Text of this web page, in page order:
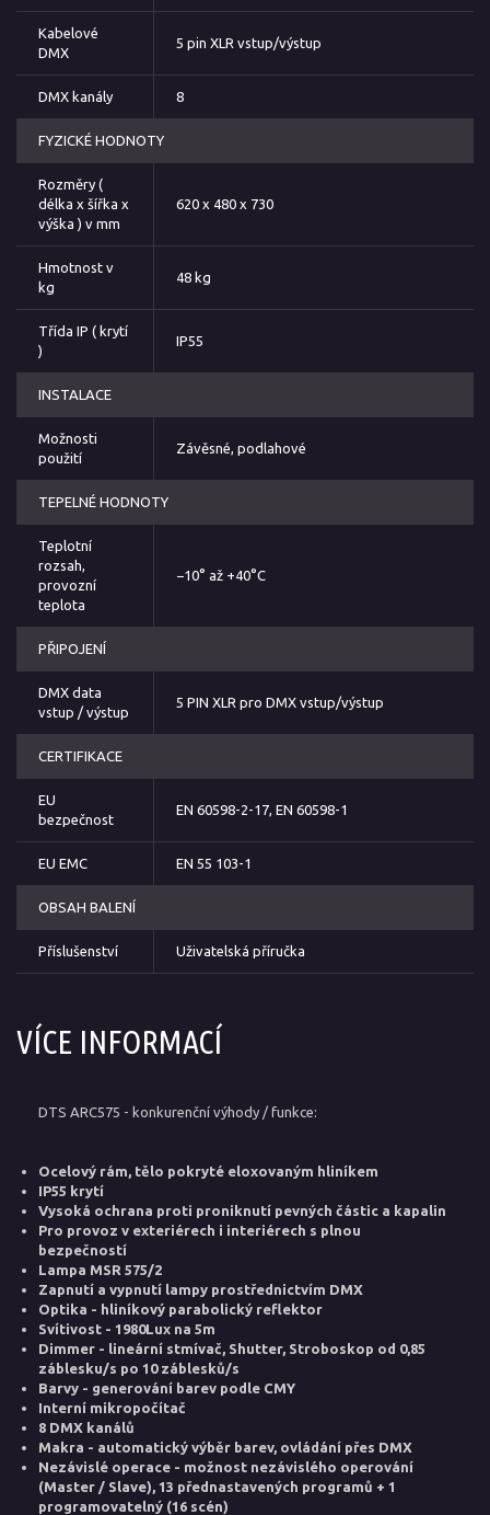
Kabelové
DMX
5 pin XLR vstup/výstup
DMX kanály 8
FYZICKÉ HODNOTY
Rozměry (
délka x šířka x
výška ) v mm
620 x 480 x 730
Hmotnost v
kg
48 kg
Třída IP ( krytí
)
IP55
INSTALACE
Možnosti
použití
Závěsné, podlahové
TEPELNÉ HODNOTY
Teplotní
rozsah,
provozní
teplota
−10° až +40°C
PŘIPOJENÍ
DMX data
vstup / výstup
5 PIN XLR pro DMX vstup/výstup
CERTIFIKACE
EU
bezpečnost
EN 60598-2-17, EN 60598-1
EU EMC EN 55 103-1
OBSAH BALENÍ
Příslušenství Uživatelská příručka
VÍCE INFORMACÍ
DTS ARC575 - konkurenční výhody / funkce:
Ocelový rám, tělo pokryté eloxovaným hliníkem
IP55 krytí
Vysoká ochrana proti proniknutí pevných částic a kapalin
Pro provoz v exteriérech i interiérech s plnou
bezpečností
Lampa MSR 575/2
Zapnutí a vypnutí lampy prostřednictvím DMX
Optika - hliníkový parabolický reflektor
Svítivost - 1980Lux na 5m
Dimmer - lineární stmívač, Shutter, Stroboskop od 0,85
záblesku/s po 10 záblesků/s
Barvy - generování barev podle CMY
Interní mikropočítač
8 DMX kanálů
Makra - automatický výběr barev, ovládání přes DMX
Nezávislé operace - možnost nezávislého operování
(Master / Slave), 13 přednastavených programů + 1
programovatelný (16 scén)